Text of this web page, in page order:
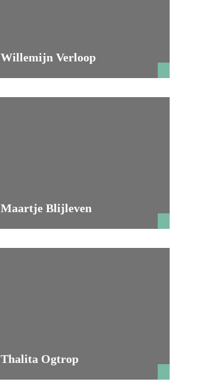
Willemijn Verloop
Maartje Blijleven
Thalita Ogtrop